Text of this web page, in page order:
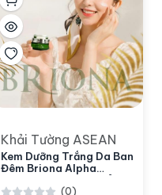
Khải Tường ASEAN
Kem Dưỡng Trắng Da Ban
Đêm Briona Alpha
sâu
(0)